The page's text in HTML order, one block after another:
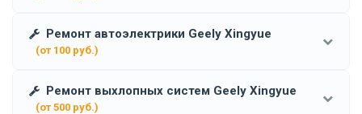
Ремонт автоэлектрики Geely Xingyue
(от 100 руб.)
Ремонт выхлопных систем Geely Xingyue
(от 500 руб.)